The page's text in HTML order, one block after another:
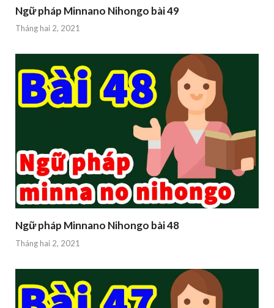
Ngữ pháp Minnano Nihongo bài 49
Tháng hai 2, 2021
Ngữ pháp Minnano Nihongo bài 48
Tháng hai 2, 2021